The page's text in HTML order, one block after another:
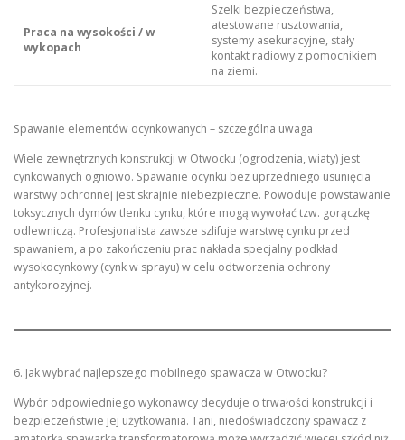
Praca na wysokości / w
wykopach
Szelki bezpieczeństwa,
atestowane rusztowania,
systemy asekuracyjne, stały
kontakt radiowy z pomocnikiem
na ziemi.
Spawanie elementów ocynkowanych – szczególna uwaga
Wiele zewnętrznych konstrukcji w Otwocku (ogrodzenia, wiaty) jest
cynkowanych ogniowo. Spawanie ocynku bez uprzedniego usunięcia
warstwy ochronnej jest skrajnie niebezpieczne. Powoduje powstawanie
toksycznych dymów tlenku cynku, które mogą wywołać tzw. gorączkę
odlewniczą. Profesjonalista zawsze szlifuje warstwę cynku przed
spawaniem, a po zakończeniu prac nakłada specjalny podkład
wysokocynkowy (cynk w sprayu) w celu odtworzenia ochrony
antykorozyjnej.
6. Jak wybrać najlepszego mobilnego spawacza w Otwocku?
Wybór odpowiedniego wykonawcy decyduje o trwałości konstrukcji i
bezpieczeństwie jej użytkowania. Tani, niedoświadczony spawacz z